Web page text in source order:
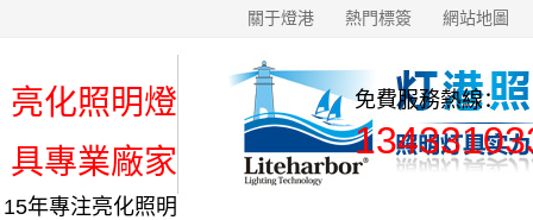
關于燈港 熱門標簽 網站地圖
亮化照明燈
具專業廠家
15年專注亮化照明
免費服務熱線：